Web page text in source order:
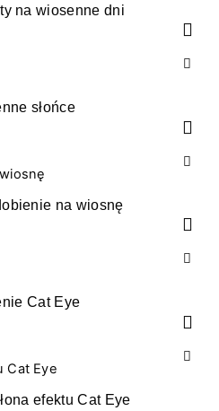
na wiosenne dni
słońce
na wiosnę
Cat Eye
efektu Cat Eye